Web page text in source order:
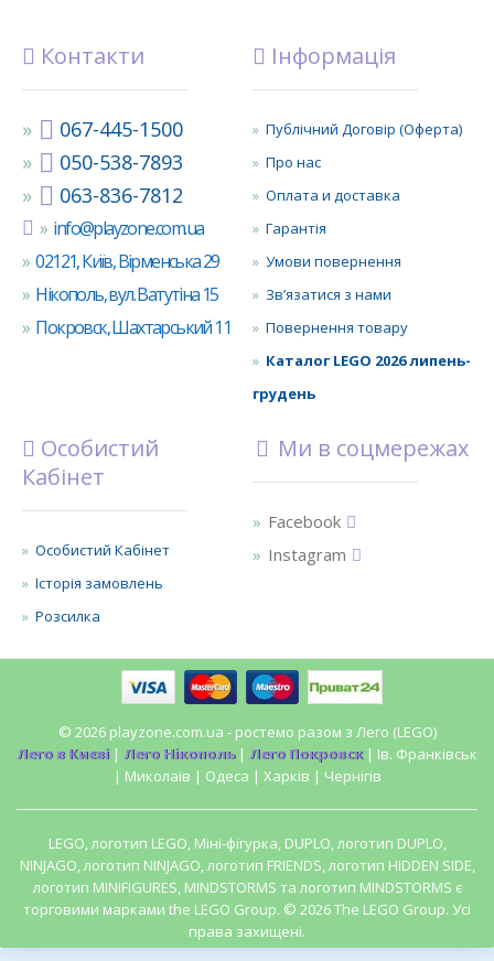
Контакти
067-445-1500
050-538-7893
063-836-7812
info@playzone.com.ua
02121, Київ, Вірменська 29
Нікополь, вул. Ватутіна 15
Покровск, Шахтарський 11
Інформація
Публічний Договір (Оферта)
Про нас
Оплата и доставка
Гарантія
Умови повернення
Зв’язатися з нами
Повернення товару
Каталог LEGO 2026 липень-
грудень
Особистий
Кабінет
Особистий Кабінет
Історія замовлень
Розсилка
Ми в соцмережах
Facebook
Instagram
© 2026 playzone.com.ua - ростемо разом з Лего (LEGO)
Лего в Києві | Лего Нікополь| Лего Покровск| Ів. Франківськ
| Миколаїв | Одеса | Харків | Чернігів
LEGO, логотип LEGO, Міні-фігурка, DUPLO, логотип DUPLO,
NINJAGO, логотип NINJAGO, логотип FRIENDS, логотип HIDDEN SIDE,
логотип MINIFIGURES, MINDSTORMS та логотип MINDSTORMS є
торговими марками the LEGO Group. © 2026 The LEGO Group. Усі
права захищені.